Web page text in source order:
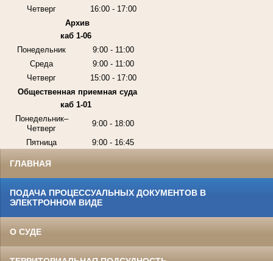
Четверг
16:00 - 17:00
Архив
каб 1-06
Понедельник
9:00 - 11:00
Среда
9:00 - 11:00
Четверг
15:00 - 17:00
Общественная приемная суда
каб 1-01
Понедельник–
Четверг
9:00 - 18:00
Пятница 9:00 - 16:45
ГЛАВНАЯ
ПОДАЧА ПРОЦЕССУАЛЬНЫХ ДОКУМЕНТОВ В
ЭЛЕКТРОННОМ ВИДЕ
О СУДЕ